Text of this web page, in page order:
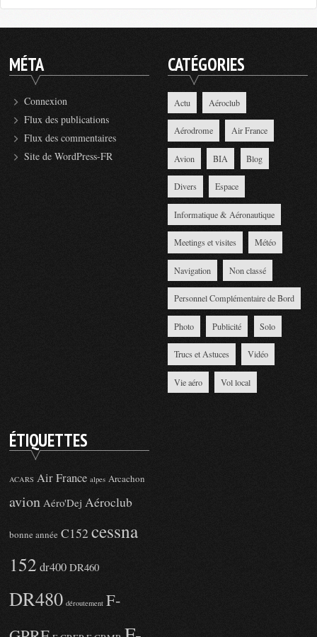
MÉTA
Connexion
Flux des publications
Flux des commentaires
Site de WordPress-FR
CATÉGORIES
Actu Aéroclub
Aérodrome Air France
Avion BIA Blog
Divers Espace
Informatique & Aéronautique
Meetings et visites Météo
Navigation Non classé
Personnel Complémentaire de Bord
Photo Publicité Solo
Trucs et Astuces Vidéo
Vie aéro Vol local
ÉTIQUETTES
ACARS Air France alpes Arcachon
avion Aéro'Dej Aéroclub
bonne année C152cessna
152 dr400 DR460
DR480 déroutement F-